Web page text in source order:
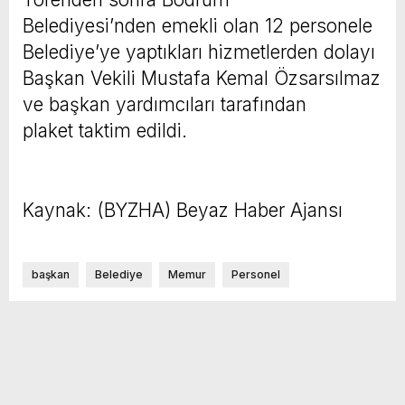
Belediyesi’nden emekli olan 12 personele
Belediye’ye yaptıkları hizmetlerden dolayı
Başkan Vekili Mustafa Kemal Özsarsılmaz
ve başkan yardımcıları tarafından
plaket taktim edildi.
Kaynak: (BYZHA) Beyaz Haber Ajansı
başkan Belediye Memur Personel